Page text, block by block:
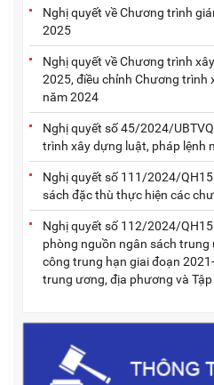
Nghị quyết về Chương trình
2025
Nghị quyết về Chương trình
2025, điều chỉnh Chương trình
năm 2024
Nghị quyết số 45/2024/
trình xây dựng luật, pháp lệnh
Nghị quyết số 111/2024/
sách đặc thù thực hiện các
Nghị quyết số 112/2024/
phòng nguồn ngân sách
công trung hạn giai đoạn
trung ương, địa phương và